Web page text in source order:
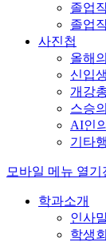
졸업
졸업
사진첩
올해
신입
개강
스승
AI인
기타
모바일 메뉴 열기
학과소개
인사
학생